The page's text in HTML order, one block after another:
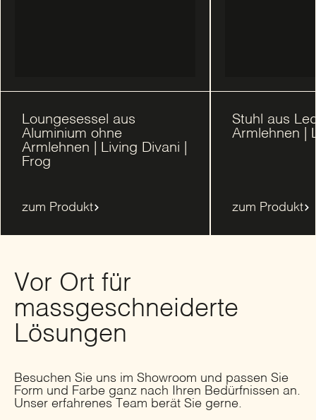
Loungesessel aus
Aluminium ohne
Armlehnen | Living Divani |
Frog
zum Produkt
Stuhl aus
Armlehnen |
zum Produkt
Vor Ort für
massgeschneiderte
Lösungen
Besuchen Sie uns im Showroom und passen Sie
Form und Farbe ganz nach Ihren Bedürfnissen an.
Unser erfahrenes Team berät Sie gerne.